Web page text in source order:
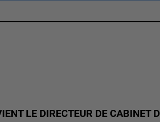
LE DIRECTEUR DE CABINET